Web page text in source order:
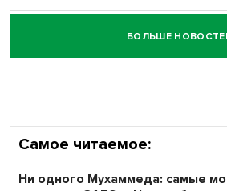
Честный выбор: видеонаблюдение
объективность результатов ЕДГ в
БОЛЬШЕ
Самое читаемое:
Ни одного Мухаммеда: самые